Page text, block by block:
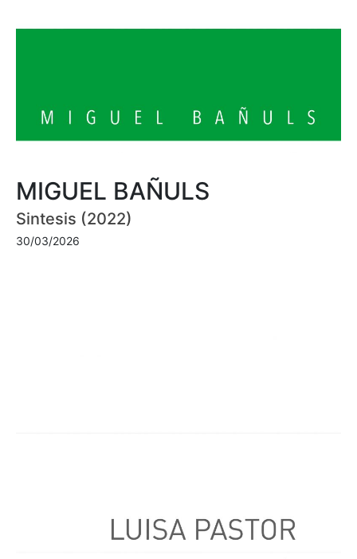
MIGUEL BAÑULS
Sintesis (2022)
30/03/2026